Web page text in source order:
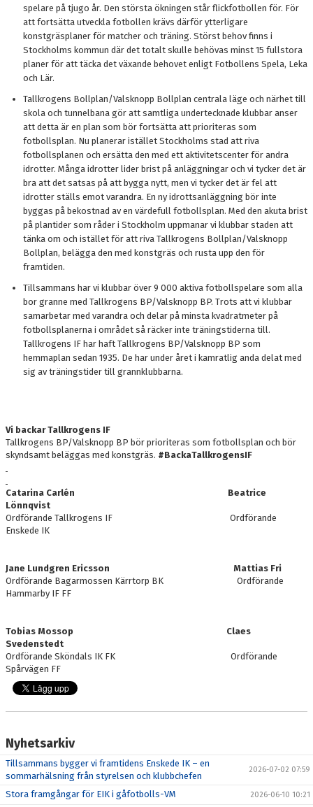
spelare på tjugo år. Den största ökningen står flickfotbollen för. För
att fortsätta utveckla fotbollen krävs därför ytterligare
konstgräsplaner för matcher och träning. Störst behov finns i
Stockholms kommun där det totalt skulle behövas minst 15 fullstora
planer för att täcka det växande behovet enligt Fotbollens Spela, Leka
och Lär.
Tallkrogens Bollplan/Valsknopp Bollplan centrala läge och närhet till
skola och tunnelbana gör att samtliga undertecknade klubbar anser
att detta är en plan som bör fortsätta att prioriteras som
fotbollsplan. Nu planerar istället Stockholms stad att riva
fotbollsplanen och ersätta den med ett aktivitetscenter för andra
idrotter. Många idrotter lider brist på anläggningar och vi tycker det är
bra att det satsas på att bygga nytt, men vi tycker det är fel att
idrotter ställs emot varandra. En ny idrottsanläggning bör inte
byggas på bekostnad av en värdefull fotbollsplan. Med den akuta brist
på plantider som råder i Stockholm uppmanar vi klubbar staden att
tänka om och istället för att riva Tallkrogens Bollplan/Valsknopp
Bollplan, belägga den med konstgräs och rusta upp den för
framtiden.
Tillsammans har vi klubbar över 9 000 aktiva fotbollspelare som alla
bor granne med Tallkrogens BP/Valsknopp BP. Trots att vi klubbar
samarbetar med varandra och delar på minsta kvadratmeter på
fotbollsplanerna i området så räcker inte träningstiderna till.
Tallkrogens IF har haft Tallkrogens BP/Valsknopp BP som
hemmaplan sedan 1935. De har under året i kamratlig anda delat med
sig av träningstider till grannklubbarna.
Vi backar Tallkrogens IF
Tallkrogens BP/Valsknopp BP bör prioriteras som fotbollsplan och bör
skyndsamt beläggas med konstgräs. #BackaTallkrogensIF
Catarina Carlén Beatrice
Lönnqvist
Ordförande Tallkrogens IF
Ordförande
Enskede IK
Jane Lundgren Ericsson Mattias Fri
Ordförande Bagarmossen Kärrtorp BK Ordförande
Hammarby IF FF
Tobias Mossop Claes
Svedenstedt
Ordförande Sköndals IK FK Ordförande
Spårvägen FF
Nyhetsarkiv
Tillsammans bygger vi framtidens Enskede IK – en
sommarhälsning från styrelsen och klubbchefen
2026-07-02 07:59
Stora framgångar för EIK i gåfotbolls-VM 2026-06-10 10:21